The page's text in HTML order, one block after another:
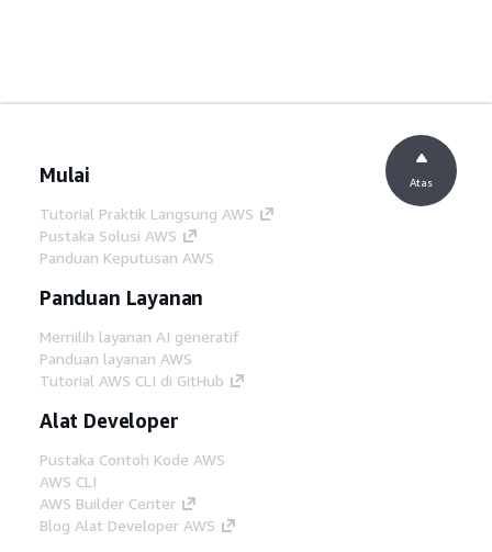
Mulai
Tutorial Praktik Langsung AWS
Pustaka Solusi AWS
Panduan Keputusan AWS
Panduan Layanan
Memilih layanan AI generatif
Panduan layanan AWS
Tutorial AWS CLI di GitHub
Alat Developer
Pustaka Contoh Kode AWS
AWS CLI
AWS Builder Center
Blog Alat Developer AWS
Atas